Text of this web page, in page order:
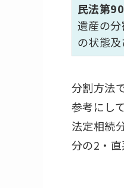
民法第
遺産の
の状態
分割方法
参考にし
法定相続
分の2・